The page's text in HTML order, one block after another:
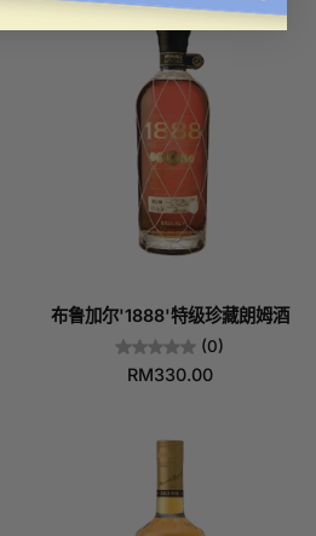
布鲁加尔'1888'特级珍藏朗姆酒
(0)
RM330.00